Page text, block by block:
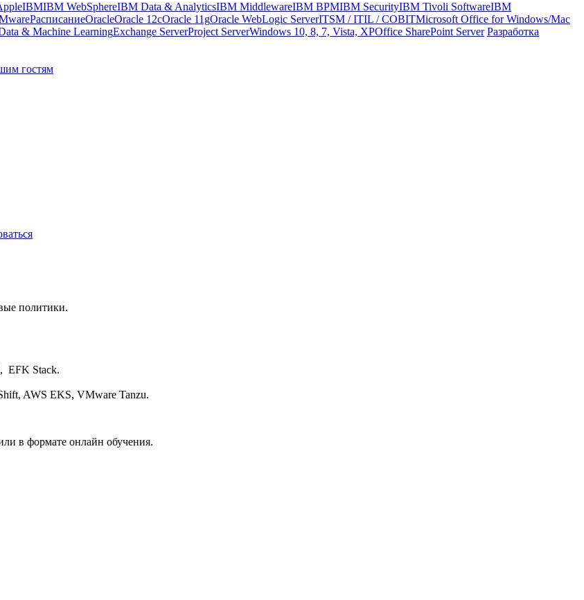
IBMIBM WebSphereIBM Data & AnalyticsIBM MiddlewareIBM BPMIBM SecurityIBM Tivoli SoftwareIBM
РасписаниеOracleOracle 12cOracle 11gOracle WebLogic ServerITSM / ITIL / COBITMicrosoft Office for Windows/Mac
& Machine LearningExchange ServerProject ServerWindows 10, 8, 7, Vista, XPOffice SharePoint Server Разработка
гостям
политики.
EFK Stack.
AWS EKS, VMware Tanzu.
в формате онлайн обучения.